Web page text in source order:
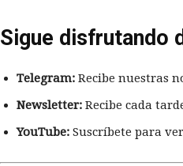
Sigue disfrutando
Telegram: Recibe nuestras
Newsletter: Recibe cada
YouTube: Suscríbete para